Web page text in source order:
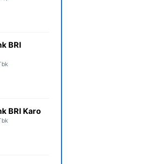
BRI
BRI Karo